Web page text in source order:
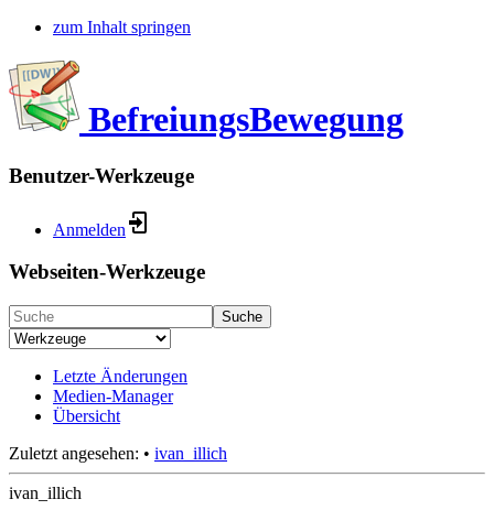
zum Inhalt springen
BefreiungsBewegung
Benutzer-Werkzeuge
Anmelden
Webseiten-Werkzeuge
Suche
Letzte Änderungen
Medien-Manager
Übersicht
Zuletzt angesehen: • ivan_illich
ivan_illich